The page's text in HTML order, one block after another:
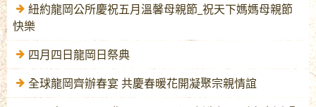
紐約龍岡公所慶祝五月溫馨母親節_祝天下媽媽母親節
快樂
四月四日龍岡日祭典
全球龍岡齊辦春宴 共慶春暖花開凝聚宗親情誼